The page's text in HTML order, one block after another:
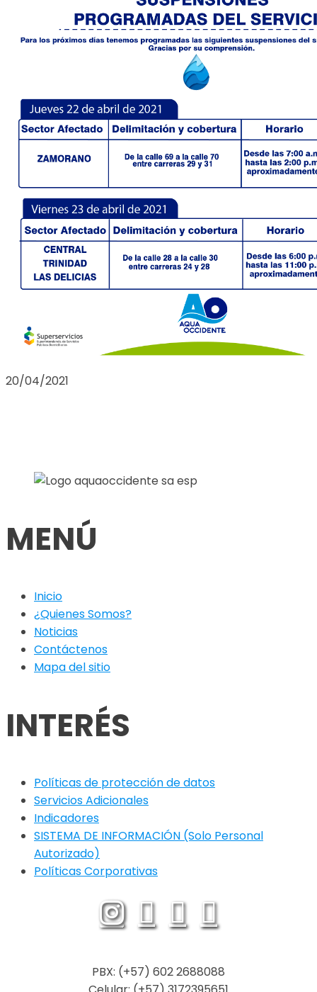
20/04/2021
MENÚ
Inicio
¿Quienes Somos?
Noticias
Contáctenos
Mapa del sitio
INTERÉS
Políticas de protección de datos
Servicios Adicionales
Indicadores
SISTEMA DE INFORMACIÓN (Solo Personal
Autorizado)
Políticas Corporativas
PBX: (+57) 602 2688088